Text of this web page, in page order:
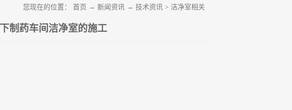
您现在的位置： 首页 → 新闻资讯 → 技术资讯 > 洁净室相关
制药车间洁净室的施工